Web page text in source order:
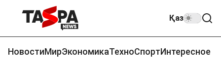
Қаз
НовостиМирЭкономикаТехноСпортИнтересное